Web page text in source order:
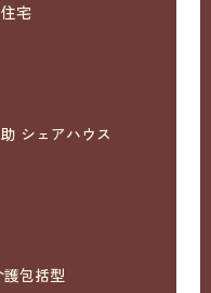
宅
シェアハウス
護包括型